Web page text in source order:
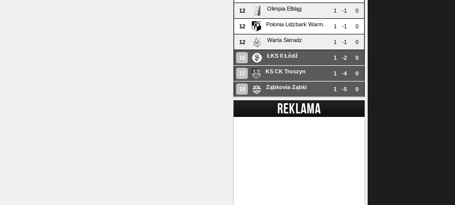
12 Olimpia Elbląg 1 -1 0
12 Polonia Lidzbark Warm. 1 -1 0
12 Warta Sieradz 1 -1 0
16 ŁKS II Łódź 1 -2 0
17 KS CK Troszyn 1 -4 0
18 Ząbkovia Ząbki 1 -5 0
REKLAMA